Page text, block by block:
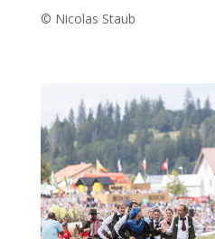
© Nicolas Staub